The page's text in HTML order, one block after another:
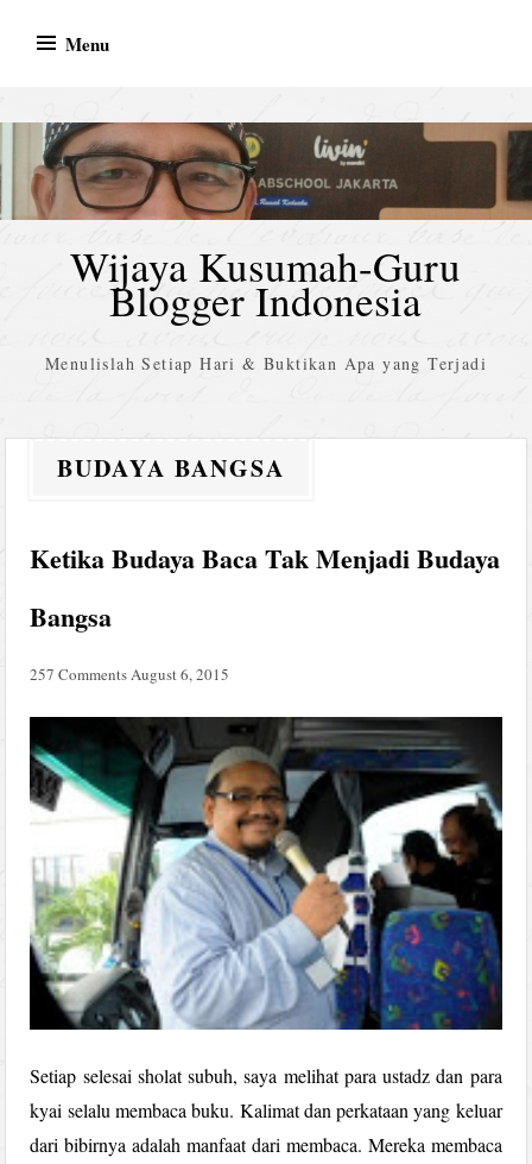
Menu
Wijaya Kusumah-Guru
Blogger Indonesia
Menulislah Setiap Hari & Buktikan Apa yang Terjadi
BUDAYA BANGSA
Ketika Budaya Baca Tak Menjadi Budaya
Bangsa
257 Comments August 6, 2015
Setiap selesai sholat subuh, saya melihat para ustadz dan para
kyai selalu membaca buku. Kalimat dan perkataan yang keluar
dari bibirnya adalah manfaat dari membaca. Mereka membaca